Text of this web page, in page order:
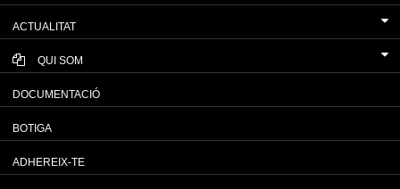
ACTUALITAT
QUI SOM
DOCUMENTACIÓ
BOTIGA
ADHEREIX-TE